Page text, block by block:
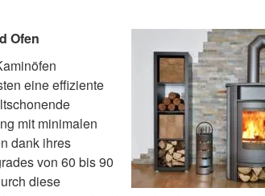
Ofen
eine effiziente
mit minimalen
dank ihres
von 60 bis 90
diese